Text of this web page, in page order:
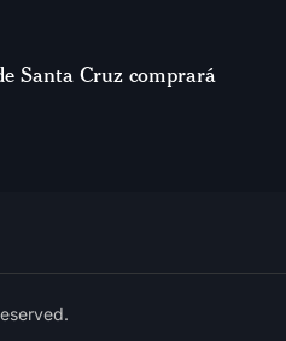
Santa Cruz comprará